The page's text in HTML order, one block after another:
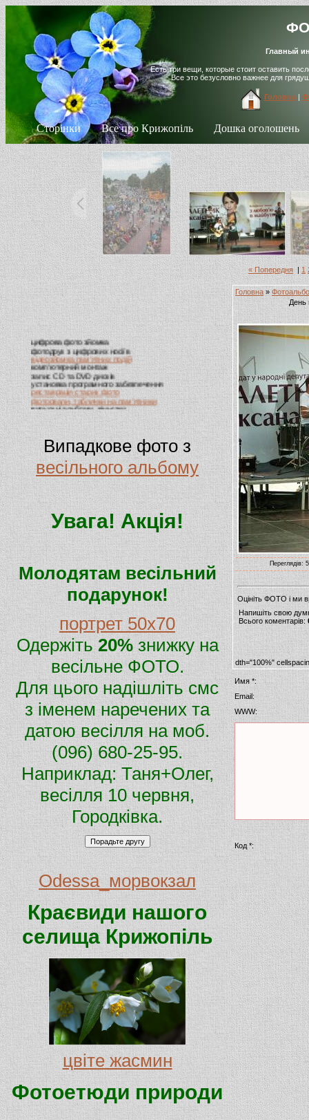
Главный
Есть три вещи, которые стоит оставить
Все это безусловно важнее для
Головна|
Сторінки Все про Крижопіль Дошка оголошень
« Попередня| 1
цифрова фото зйомка
фотодрук з цифрових носіїв
відеозйомка пам'ятних подій
комп'ютерний монтаж
запис CD та DVD дисків
установка програмного забезпечення
реставрація старих фото
фотоовали, таблички на пам'ятники
випускні альбоми, віньєтки
виготовлення візиток
Випадкове фото з
весільного альбому
Увага! Акція!
Молодятам весільний
подарунок!
портрет 50х70
Одержіть20%знижку на
весільне ФОТО.
Для цього надішліть смс
з іменем наречених та
датою весілля на моб.
(096) 680-25-95.
Наприклад: Таня+Олег,
весілля 10 червня,
Городківка.
Odessa_морвокзал
Краєвиди нашого
селища Крижопіль
цвіте жасмин
Фотоетюди природи
Головна »
День
Переглядів:
Оцініть ФОТО і ми
Напишіть свою
Всього коментарів:
dth="100%"
Имя *:
Email:
WWW:
Код *: